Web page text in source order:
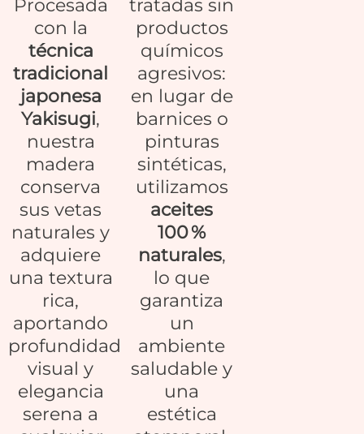
Procesada
con la
técnica
tradicional
japonesa
Yakisugi,
nuestra
madera
conserva
sus vetas
naturales y
adquiere
una textura
rica,
aportando
profundidad
visual y
elegancia
serena a
tratadas sin
productos
químicos
agresivos:
en lugar de
barnices o
pinturas
sintéticas,
utilizamos
aceites
100 %
naturales,
lo que
garantiza
un
ambiente
saludable y
una
estética